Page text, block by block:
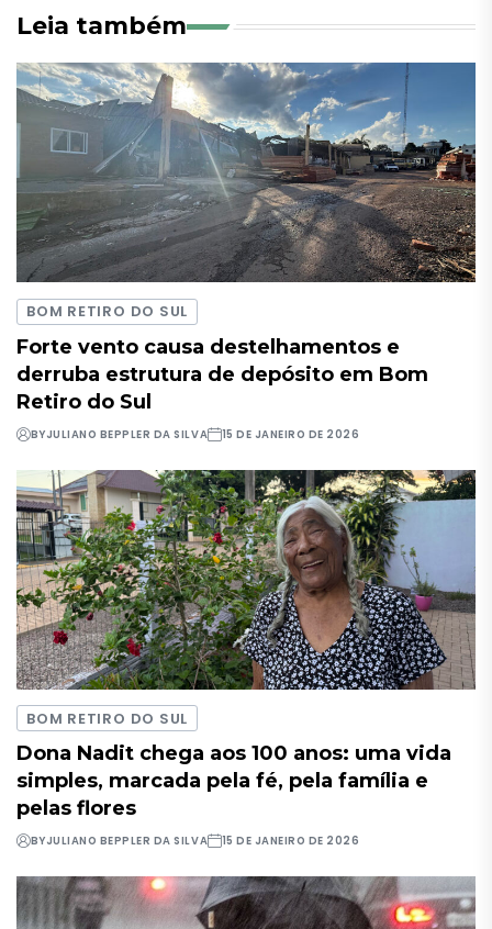
Leia também
BOM RETIRO DO SUL
Forte vento causa destelhamentos e
derruba estrutura de depósito em Bom
Retiro do Sul
BYJULIANO BEPPLER DA SILVA 15 DE JANEIRO DE 2026
BOM RETIRO DO SUL
Dona Nadit chega aos 100 anos: uma vida
simples, marcada pela fé, pela família e
pelas flores
BYJULIANO BEPPLER DA SILVA 15 DE JANEIRO DE 2026